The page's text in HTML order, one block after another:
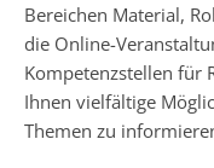
Bereichen Material,
die Online-
Kompetenzstellen für
Ihnen vielfältige
Themen zu